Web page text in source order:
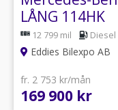
LÅNG 114HK
12 799 mil Diesel
Eddies Bilexpo AB
fr. 2 753 kr/mån
169 900 kr